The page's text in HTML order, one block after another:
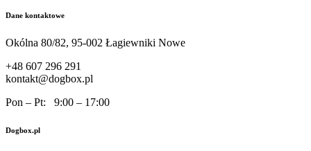
Dane kontaktowe
Okólna 80/82, 95-002 Łagiewniki Nowe
+48 607 296 291
kontakt@dogbox.pl
Pon – Pt: 9:00 – 17:00
Dogbox.pl